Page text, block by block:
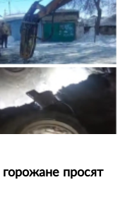
горожане просят